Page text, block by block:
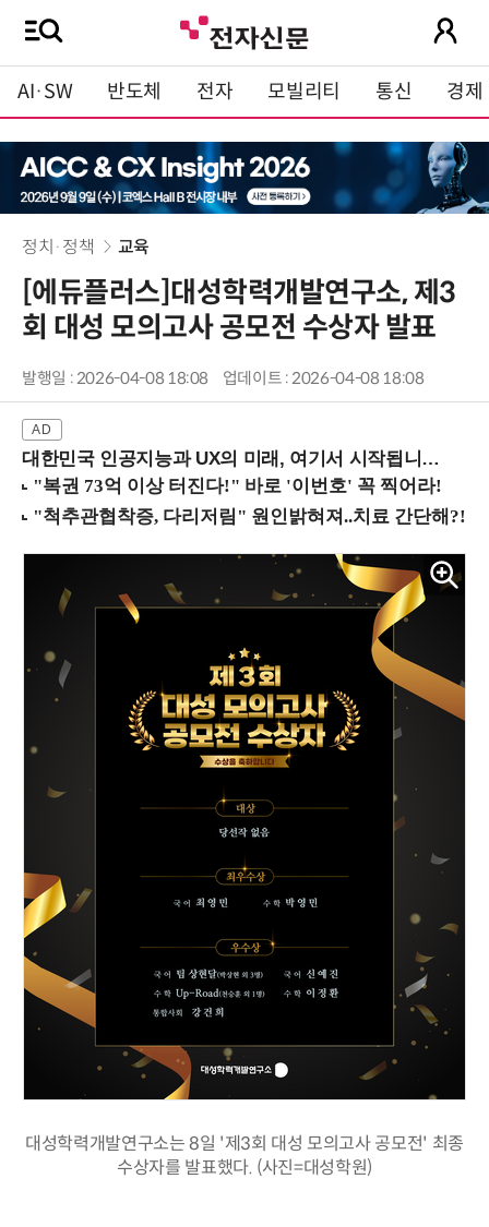
AI·SW 반도체 전자 모빌리티 통신 경제
정치·정책 교육
[에듀플러스]대성학력개발연구소, 제3
회 대성 모의고사 공모전 수상자 발표
발행일 : 2026-04-08 18:08 업데이트 : 2026-04-08 18:08
대한민국 인공지능과 UX의 미래, 여기서 시작됩니다! (9/2 강남역)
대성학력개발연구소는 8일 '제3회 대성 모의고사 공모전' 최종
수상자를 발표했다. (사진=대성학원)